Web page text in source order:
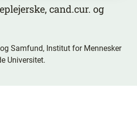
cand.cur. og
Samfund, Institut for Mennesker
Universitet.